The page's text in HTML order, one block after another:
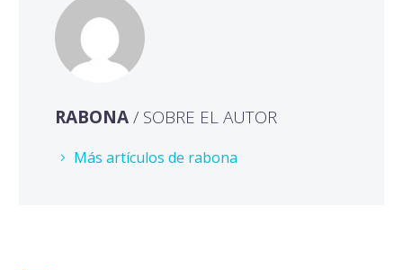
RABONA/ SOBRE EL AUTOR
Más artículos de rabona